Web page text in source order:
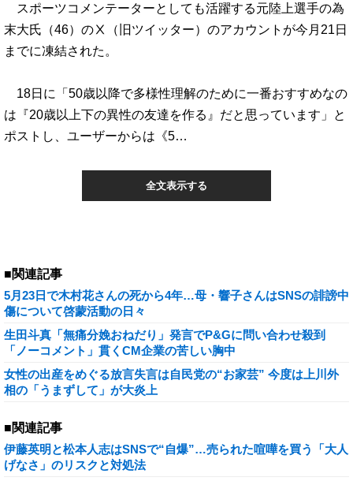
スポーツコメンテーターとしても活躍する元陸上選手の為
末大氏（46）のⅩ（旧ツイッター）のアカウントが今月21日
までに凍結された。
18日に「50歳以降で多様性理解のために一番おすすめなの
は『20歳以上下の異性の友達を作る』だと思っています」と
ポストし、ユーザーからは《5…
全文表示する
■関連記事
5月23日で木村花さんの死から4年…母・響子さんはSNSの誹謗中
傷について啓蒙活動の日々
生田斗真「無痛分娩おねだり」発言でP&Gに問い合わせ殺到
「ノーコメント」貫くCM企業の苦しい胸中
女性の出産をめぐる放言失言は自民党の“お家芸” 今度は上川外
相の「うまずして」が大炎上
■関連記事
伊藤英明と松本人志はSNSで“自爆”…売られた喧嘩を買う「大人
げなさ」のリスクと対処法